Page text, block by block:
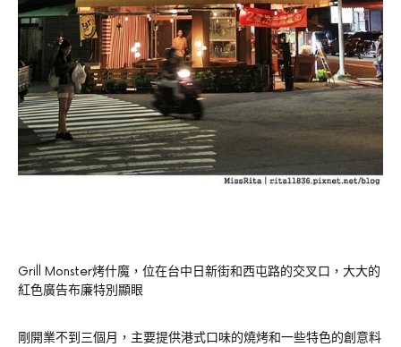
Grill Monster烤什魔，位在台中日新街和西屯路的交叉口，大大的
紅色廣告布廉特別顯眼
剛開業不到三個月，主要提供港式口味的燒烤和一些特色的創意料